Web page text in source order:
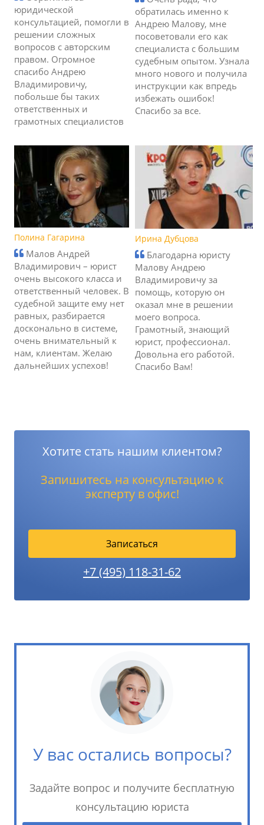
юридической
консультацией, помогли в
решении сложных
вопросов с авторским
правом. Огромное
спасибо Андрею
Владимировичу,
побольше бы таких
ответственных и
грамотных специалистов
обратилась именно к
Андрею Малову, мне
посоветовали его как
специалиста с большим
судебным опытом. Узнала
много нового и получила
инструкции как впредь
избежать ошибок!
Спасибо за все.
Полина Гагарина
Малов Андрей
Владимирович – юрист
очень высокого класса и
ответственный человек. В
судебной защите ему нет
равных, разбирается
досконально в системе,
очень внимательный к
нам, клиентам. Желаю
дальнейших успехов!
Ирина Дубцова
Благодарна юристу
Малову Андрею
Владимировичу за
помощь, которую он
оказал мне в решении
моего вопроса.
Грамотный, знающий
юрист, профессионал.
Довольна его работой.
Спасибо Вам!
Хотите стать нашим клиентом?
Запишитесь на консультацию к
эксперту в офис!
Записаться
+7 (495) 118-31-62
У вас остались вопросы?
Задайте вопрос и получите бесплатную
консультацию юриста